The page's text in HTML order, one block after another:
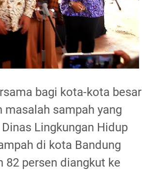
bagi kota-kota besar
sampah yang
Lingkungan Hidup
di kota Bandung
82 persen diangkut ke